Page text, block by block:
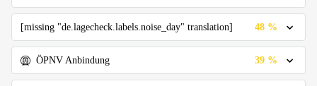
[missing "de.lagecheck.labels.noise_day" translation] 48 %
ÖPNV Anbindung 39 %